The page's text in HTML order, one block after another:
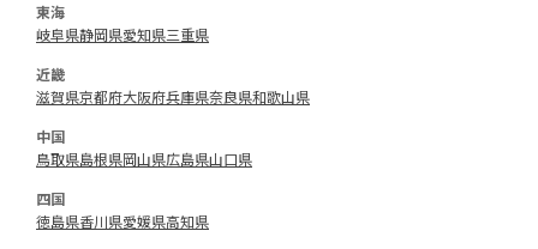
東海
岐阜県静岡県愛知県三重県
近畿
滋賀県京都府大阪府兵庫県奈良県和歌山県
中国
鳥取県島根県岡山県広島県山口県
四国
徳島県香川県愛媛県高知県